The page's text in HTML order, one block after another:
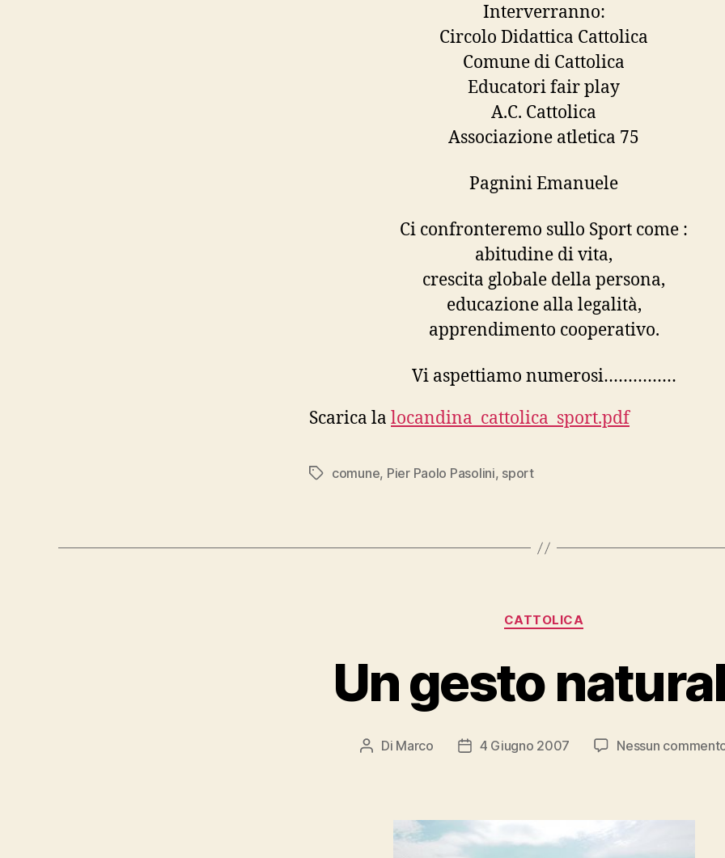
Interverranno:
Circolo Didattica Cattolica
Comune di Cattolica
Educatori fair play
A.C. Cattolica
Associazione atletica 75
Pagnini Emanuele
Ci confronteremo sullo Sport come :
abitudine di vita,
crescita globale della persona,
educazione alla legalità,
apprendimento cooperativo.
Vi aspettiamo numerosi……………
Scarica la locandina_cattolica_sport.pdf
Tag comune, Pier Paolo Pasolini, sport
Categorie
CATTOLICA
Un gesto
Autore
Di Marco
Data4 Giugno 2007 Nessun